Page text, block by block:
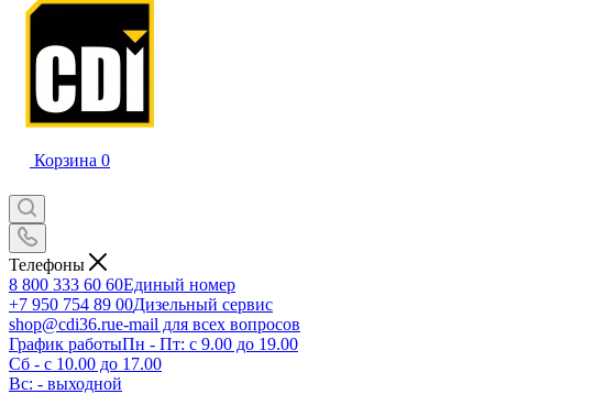
Корзина 0
Телефоны
8 800 333 60 60Единый номер
+7 950 754 89 00Дизельный сервис
shop@cdi36.rue-mail для всех вопросов
График работыПн - Пт: с 9.00 до 19.00
Сб - с 10.00 до 17.00
Вс: - выходной